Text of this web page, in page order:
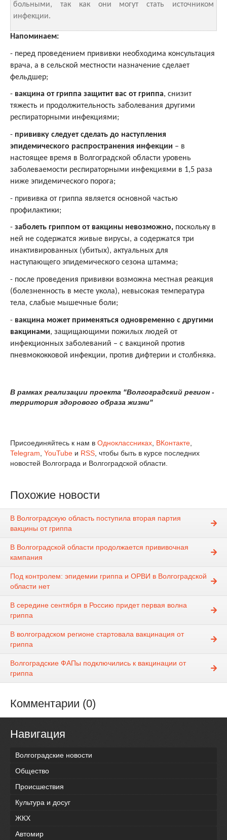
больными, так как они могут стать источником
инфекции.
Напоминаем:
- перед проведением прививки необходима консультация
врача, а в сельской местности назначение сделает
фельдшер;
- вакцина от гриппа защитит вас от гриппа, снизит
тяжесть и продолжительность заболевания другими
респираторными инфекциями;
- прививку следует сделать до наступления
эпидемического распространения инфекции – в
настоящее время в Волгоградской области уровень
заболеваемости респираторными инфекциями в 1,5 раза
ниже эпидемического порога;
- прививка от гриппа является основной частью
профилактики;
- заболеть гриппом от вакцины невозможно, поскольку в
ней не содержатся живые вирусы, а содержатся три
инактивированных (убитых), актуальных для
наступающего эпидемического сезона штамма;
- после проведения прививки возможна местная реакция
(болезненность в месте укола), невысокая температура
тела, слабые мышечные боли;
- вакцина может применяться одновременно с другими
вакцинами, защищающими пожилых людей от
инфекционных заболеваний – с вакциной против
пневмококковой инфекции, против дифтерии и столбняка.
В рамках реализации проекта "Волгоградский регион -
территория здорового образа жизни"
Присоединяйтесь к нам в Одноклассниках, ВКонтакте,
Telegram, YouTube и RSS, чтобы быть в курсе последних
новостей Волгограда и Волгоградской области.
Похожие новости
В Волгоградскую область поступила вторая партия
вакцины от гриппа
В Волгоградской области продолжается прививочная
кампания
Под контролем: эпидемии гриппа и ОРВИ в Волгоградской
области нет
В середине сентября в Россию придет первая волна
гриппа
В волгоградском регионе стартовала вакцинация от
гриппа
Волгоградские ФАПы подключились к вакцинации от
гриппа
Комментарии (0)
Навигация
Волгоградские новости
Общество
Происшествия
Культура и досуг
ЖКХ
Автомир